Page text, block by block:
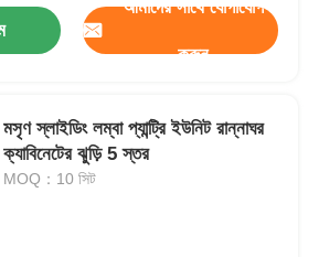
আমাদের সাথে যোগাযোগ
করুন
মসৃণ স্লাইডিং লম্বা প্যান্ট্রি ইউনিট রান্নাঘর
ক্যাবিনেটের ঝুড়ি 5 স্তর
MOQ：10 সিট